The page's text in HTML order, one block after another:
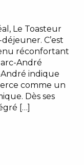
Le Toasteur
C’est
réconfortant
André
André indique
comme un
Dès ses
[…]